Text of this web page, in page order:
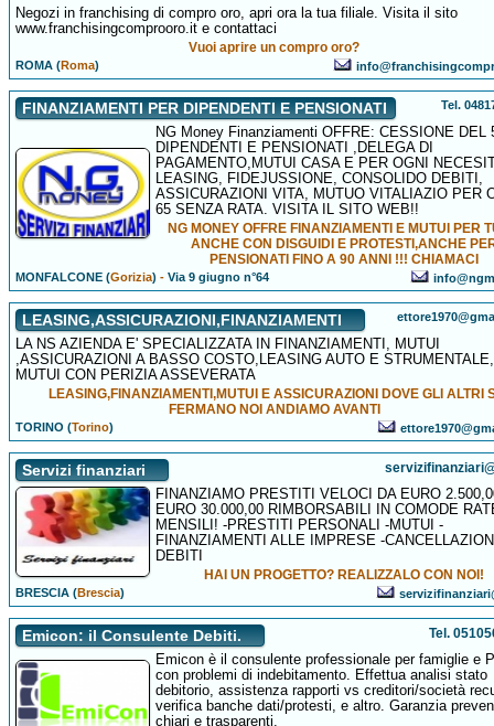
Negozi in franchising di compro oro, apri ora la tua filiale. Visita il sito
www.franchisingcomprooro.it e contattaci
Vuoi aprire un compro oro?
ROMA (Roma)
FINANZIAMENTI PER DIPENDENTI E PENSIONATI Tel.
NG Money Finanziamenti OFFRE: CESSIONE DEL
DIPENDENTI E PENSIONATI ,DELEGA DI
PAGAMENTO,MUTUI CASA E PER OGNI
LEASING, FIDEJUSSIONE, CONSOLIDO DEBITI,
ASSICURAZIONI VITA, MUTUO VITALIAZIO PER
65 SENZA RATA. VISITA IL SITO WEB!!
NG MONEY OFFRE FINANZIAMENTI E MUTUI PER
ANCHE CON DISGUIDI E PROTESTI,ANCHE
PENSIONATI FINO A 90 ANNI !!! CHIAMACI
MONFALCONE (Gorizia) -Via 9 giugno n°64
LEASING,ASSICURAZIONI,FINANZIAMENTI
LA NS AZIENDA E' SPECIALIZZATA IN FINANZIAMENTI, MUTUI
,ASSICURAZIONI A BASSO COSTO,LEASING AUTO E STRUMENTALE,
MUTUI CON PERIZIA ASSEVERATA
LEASING,FINANZIAMENTI,MUTUI E ASSICURAZIONI DOVE GLI ALTRI
FERMANO NOI ANDIAMO AVANTI
TORINO (Torino)
Servizi finanziari
FINANZIAMO PRESTITI VELOCI DA EURO
EURO 30.000,00 RIMBORSABILI IN COMODE
MENSILI! -PRESTITI PERSONALI -MUTUI -
FINANZIAMENTI ALLE IMPRESE -
DEBITI
HAI UN PROGETTO? REALIZZALO CON NOI!
BRESCIA (Brescia)
Emicon: il Consulente Debiti. Tel.
Emicon è il consulente professionale per famiglie e
con problemi di indebitamento. Effettua analisi stato
debitorio, assistenza rapporti vs creditori/società
verifica banche dati/protesti, e altro. Garanzia
chiari e trasparenti.